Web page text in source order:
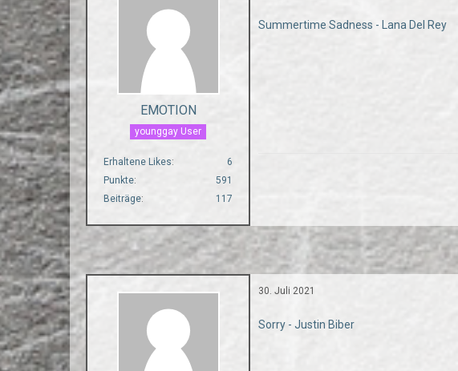
EMOTION
younggay User
Erhaltene Likes
6
Punkte
591
Beiträge
117
Summertime Sadness - Lana Del Rey
30. Juli 2021
Sorry - Justin Biber